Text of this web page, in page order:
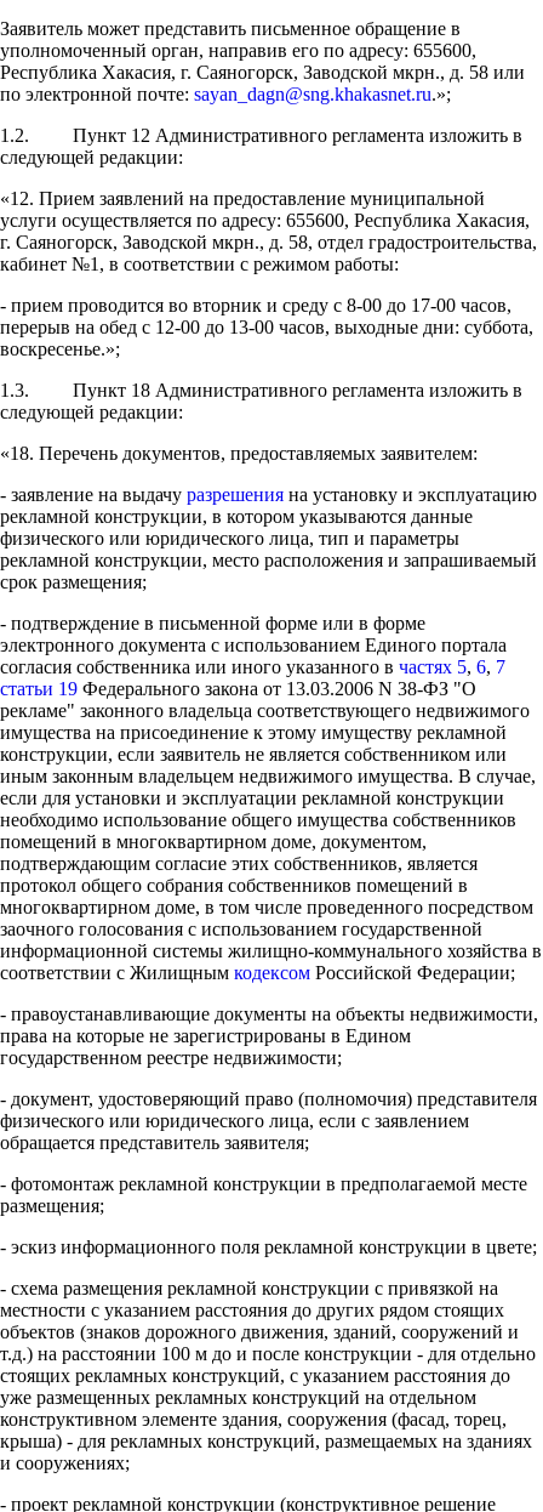
Заявитель может представить письменное обращение в
уполномоченный орган, направив его по адресу: 655600,
Республика Хакасия, г. Саяногорск, Заводской мкрн., д. 58 или
по электронной почте: sayan_dagn@sng.khakasnet.ru.»;
1.2. Пункт 12 Административного регламента изложить в
следующей редакции:
«12. Прием заявлений на предоставление муниципальной
услуги осуществляется по адресу: 655600, Республика Хакасия,
г. Саяногорск, Заводской мкрн., д. 58, отдел градостроительства,
кабинет №1, в соответствии с режимом работы:
- прием проводится во вторник и среду с 8-00 до 17-00 часов,
перерыв на обед с 12-00 до 13-00 часов, выходные дни: суббота,
воскресенье.»;
1.3. Пункт 18 Административного регламента изложить в
следующей редакции:
«18. Перечень документов, предоставляемых заявителем:
- заявление на выдачу разрешения на установку и эксплуатацию
рекламной конструкции, в котором указываются данные
физического или юридического лица, тип и параметры
рекламной конструкции, место расположения и запрашиваемый
срок размещения;
- подтверждение в письменной форме или в форме
электронного документа с использованием Единого портала
согласия собственника или иного указанного в частях 5, 6, 7
статьи 19 Федерального закона от 13.03.2006 N 38-ФЗ "О
рекламе" законного владельца соответствующего недвижимого
имущества на присоединение к этому имуществу рекламной
конструкции, если заявитель не является собственником или
иным законным владельцем недвижимого имущества. В случае,
если для установки и эксплуатации рекламной конструкции
необходимо использование общего имущества собственников
помещений в многоквартирном доме, документом,
подтверждающим согласие этих собственников, является
протокол общего собрания собственников помещений в
многоквартирном доме, в том числе проведенного посредством
заочного голосования с использованием государственной
информационной системы жилищно-коммунального хозяйства в
соответствии с Жилищным кодексом Российской Федерации;
- правоустанавливающие документы на объекты недвижимости,
права на которые не зарегистрированы в Едином
государственном реестре недвижимости;
- документ, удостоверяющий право (полномочия) представителя
физического или юридического лица, если с заявлением
обращается представитель заявителя;
- фотомонтаж рекламной конструкции в предполагаемой месте
размещения;
- эскиз информационного поля рекламной конструкции в цвете;
- схема размещения рекламной конструкции с привязкой на
местности с указанием расстояния до других рядом стоящих
объектов (знаков дорожного движения, зданий, сооружений и
т.д.) на расстоянии 100 м до и после конструкции - для отдельно
стоящих рекламных конструкций, с указанием расстояния до
уже размещенных рекламных конструкций на отдельном
конструктивном элементе здания, сооружения (фасад, торец,
крыша) - для рекламных конструкций, размещаемых на зданиях
и сооружениях;
- проект рекламной конструкции (конструктивное решение